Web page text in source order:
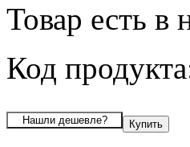
Товар есть в
Код